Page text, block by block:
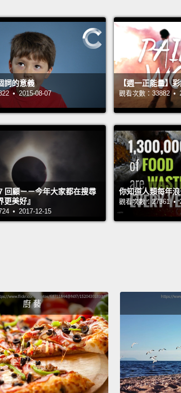
詞的意義
• 2015-08-07
【週一正能量】
觀看次數：33882 •
回顧－－今年大家都在搜尋
美好』
• 2017-12-15
你知道人類每年
觀看次數：27361 •
廚 藝